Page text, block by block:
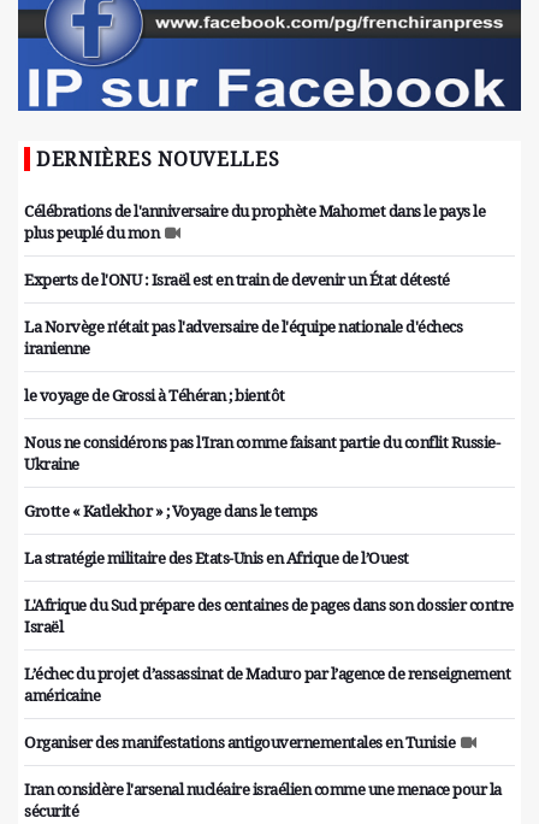
DERNIÈRES NOUVELLES
Célébrations de l'anniversaire du prophète Mahomet dans le pays le
plus peuplé du mon
Experts de l'ONU : Israël est en train de devenir un État détesté
La Norvège n'était pas l'adversaire de l'équipe nationale d'échecs
iranienne
le voyage de Grossi à Téhéran ; bientôt
Nous ne considérons pas l'Iran comme faisant partie du conflit Russie-
Ukraine
Grotte « Katlekhor » ; Voyage dans le temps
La stratégie militaire des Etats-Unis en Afrique de l’Ouest
L'Afrique du Sud prépare des centaines de pages dans son dossier contre
Israël
L’échec du projet d’assassinat de Maduro par l’agence de renseignement
américaine
Organiser des manifestations antigouvernementales en Tunisie
Iran considère l'arsenal nucléaire israélien comme une menace pour la
sécurité